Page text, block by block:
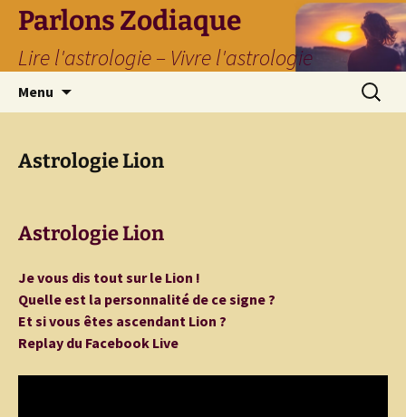
Parlons Zodiaque
Lire l'astrologie – Vivre l'astrologie
Menu
Astrologie Lion
Astrologie Lion
Je vous dis tout sur le Lion !
Quelle est la personnalité de ce signe ?
Et si vous êtes ascendant Lion ?
Replay du Facebook Live